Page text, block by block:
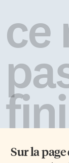
ce
Sur la